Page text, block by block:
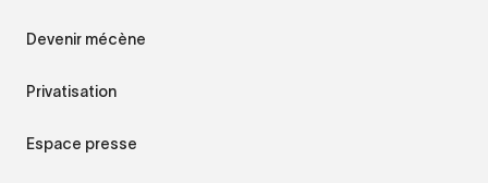
Devenir mécène
Privatisation
Espace presse